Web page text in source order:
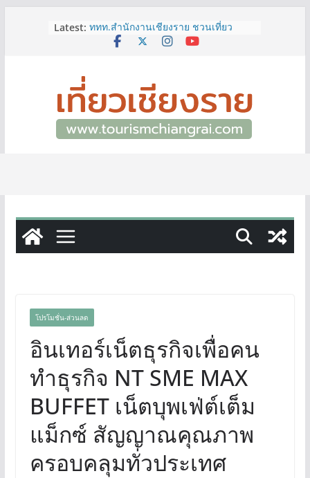
Latest: ททท.สำนักงานเชียงราย ชวนเที่ยว
เชียงรายหน้าฝน ให้ชุ่มฉ่ำหัวใจไปกับ
เลขสวย หมวด ขจ เปิดประมูลออนไลน์
แล้ววันนี้ เลขเด่น เลขมงคล ความหมาย
ดีมีให้เลือกหลากหลายทั้ง 301 หมายเลข
3 พิกัด ที่เที่ยวชมงานเทศกาลโล้ชิงช้า
ยกระดับตลาดสด 100 ปี สู่พิพิธภัณฑ์
ศิลปะมีชีวิต หนุนเศรษฐกิจสร้างสรรค์
โปรโมชั่น-ส่วนลด
อินเทอร์เน็ตธุรกิจเพื่อคน
ทำธุรกิจ NT SME MAX
BUFFET เน็ตบุพเฟ่ต์เต็ม
แม็กซ์ สัญญาณคุณภาพ
ครอบคลุมทั่วประเทศ